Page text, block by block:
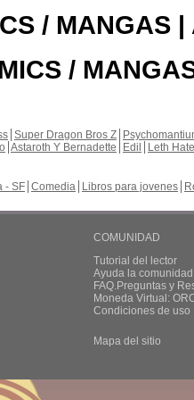
/ MANGAS |
/
Super Dragon Bros Z
Astaroth Y Bernadette Edil
Leth Hate
- SF Comedia Libros para jovenes
COMUNIDAD
Tutorial del lector
Ayuda la
FAQ.Preguntas y
Moneda Virtual:
Condiciones de uso
Mapa del sitio